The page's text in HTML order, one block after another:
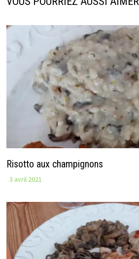
Risotto aux champignons
3 avril 2021